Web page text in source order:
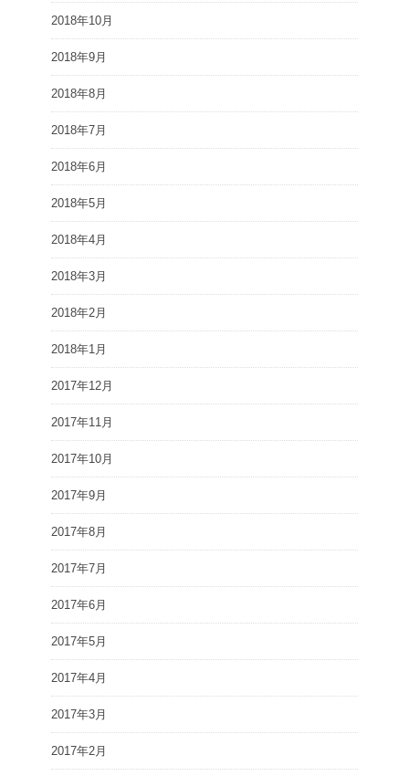
2018年10月
2018年9月
2018年8月
2018年7月
2018年6月
2018年5月
2018年4月
2018年3月
2018年2月
2018年1月
2017年12月
2017年11月
2017年10月
2017年9月
2017年8月
2017年7月
2017年6月
2017年5月
2017年4月
2017年3月
2017年2月